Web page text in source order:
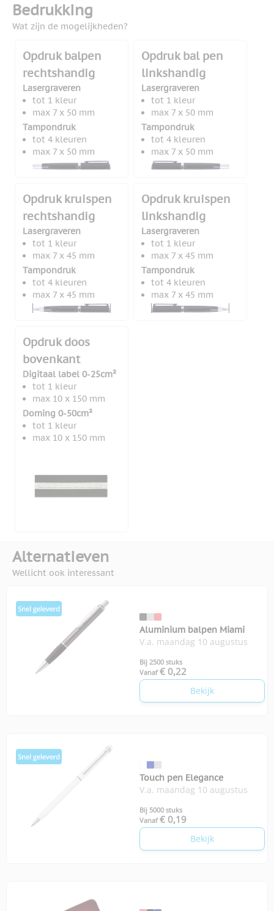
Bedrukking
Wat zijn de mogelijkheden?
Opdruk balpen
rechtshandig
Lasergraveren
tot 1 kleur
max 7 x 50 mm
Tampondruk
tot 4 kleuren
max 7 x 50 mm
Opdruk bal pen
linkshandig
Lasergraveren
tot 1 kleur
max 7 x 50 mm
Tampondruk
tot 4 kleuren
max 7 x 50 mm
Opdruk kruispen
rechtshandig
Lasergraveren
tot 1 kleur
max 7 x 45 mm
Tampondruk
tot 4 kleuren
max 7 x 45 mm
Opdruk kruispen
linkshandig
Lasergraveren
tot 1 kleur
max 7 x 45 mm
Tampondruk
tot 4 kleuren
max 7 x 45 mm
Opdruk doos
bovenkant
Digitaal label 0-25cm²
tot 1 kleur
max 10 x 150 mm
Doming 0-50cm²
tot 1 kleur
max 10 x 150 mm
Alternatieven
Wellicht ook interessant
Aluminium balpen Miami
V.a. maandag 10 augustus
Bij 2500 stuks
Vanaf € 0,22
Bekijk
Touch pen Elegance
V.a. maandag 10 augustus
Bij 5000 stuks
Vanaf € 0,19
Bekijk